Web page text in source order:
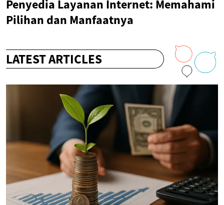
Penyedia Layanan Internet: Memahami
Pilihan dan Manfaatnya
LATEST ARTICLES